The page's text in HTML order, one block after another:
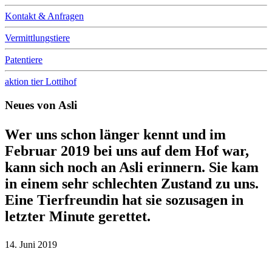
Kontakt & Anfragen
Vermittlungstiere
Patentiere
aktion tier Lottihof
Neues von Asli
Wer uns schon länger kennt und im
Februar 2019 bei uns auf dem Hof war,
kann sich noch an Asli erinnern. Sie kam
in einem sehr schlechten Zustand zu uns.
Eine Tierfreundin hat sie sozusagen in
letzter Minute gerettet.
14. Juni 2019